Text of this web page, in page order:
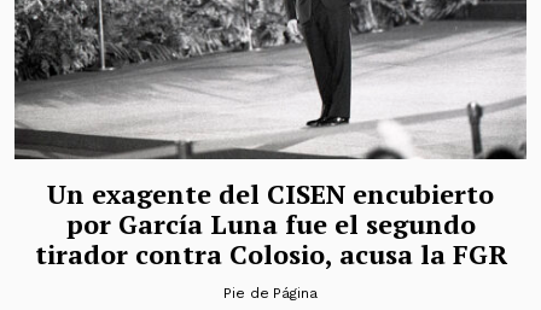
Un exagente del CISEN encubierto
por García Luna fue el segundo
tirador contra Colosio, acusa la FGR
Pie de Página